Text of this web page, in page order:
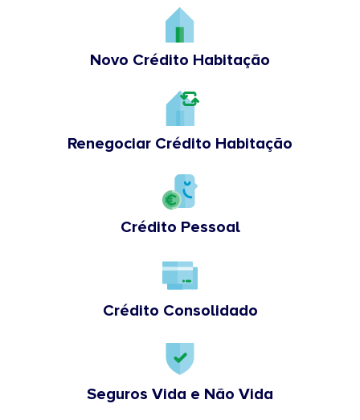
Novo Crédito Habitação
Renegociar Crédito Habitação
Crédito Pessoal
Crédito Consolidado
Seguros Vida e Não Vida